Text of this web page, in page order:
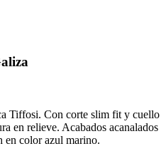
Tiffosi. Con corte slim fit y cuello
en relieve. Acabados acanalados
en color azul marino.